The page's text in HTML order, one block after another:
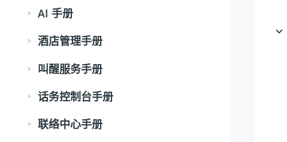
AI 手册
酒店管理手册
叫醒服务手册
话务控制台手册
联络中心手册